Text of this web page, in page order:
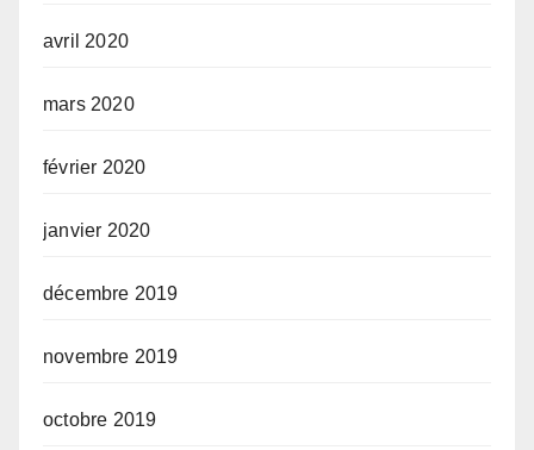
avril 2020
mars 2020
février 2020
janvier 2020
décembre 2019
novembre 2019
octobre 2019